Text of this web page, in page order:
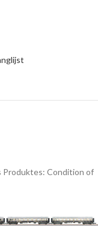
Produktes: Condition of